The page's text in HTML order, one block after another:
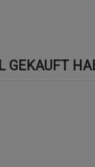
GEKAUFT